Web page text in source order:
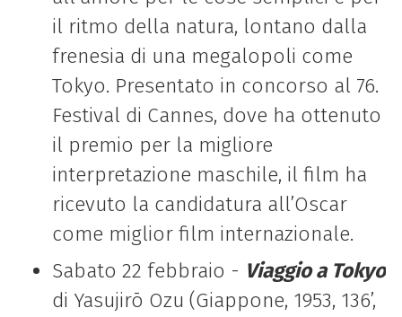
il ritmo della natura, lontano dalla
frenesia di una megalopoli come
Tokyo. Presentato in concorso al 76.
Festival di Cannes, dove ha ottenuto
il premio per la migliore
interpretazione maschile, il film ha
ricevuto la candidatura all’Oscar
come miglior film internazionale.
Sabato 22 febbraio - Viaggio a Tokyo
di Yasujirō Ozu (Giappone, 1953, 136’,